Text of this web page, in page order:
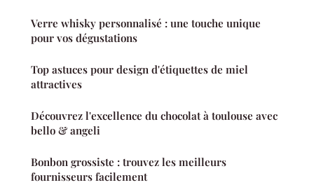
Verre whisky personnalisé : une touche unique
pour vos dégustations
Top astuces pour design d'étiquettes de miel
attractives
Découvrez l'excellence du chocolat à toulouse avec
bello & angeli
Bonbon grossiste : trouvez les meilleurs
fournisseurs facilement